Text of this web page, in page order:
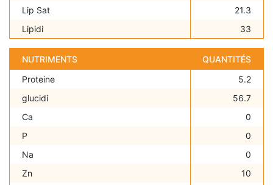
Lip Sat
21.3
Lipidi
33
NUTRIMENTS
QUANTITÉS
Proteine
5.2
glucidi
56.7
Ca
0
P
0
Na
0
Zn
10